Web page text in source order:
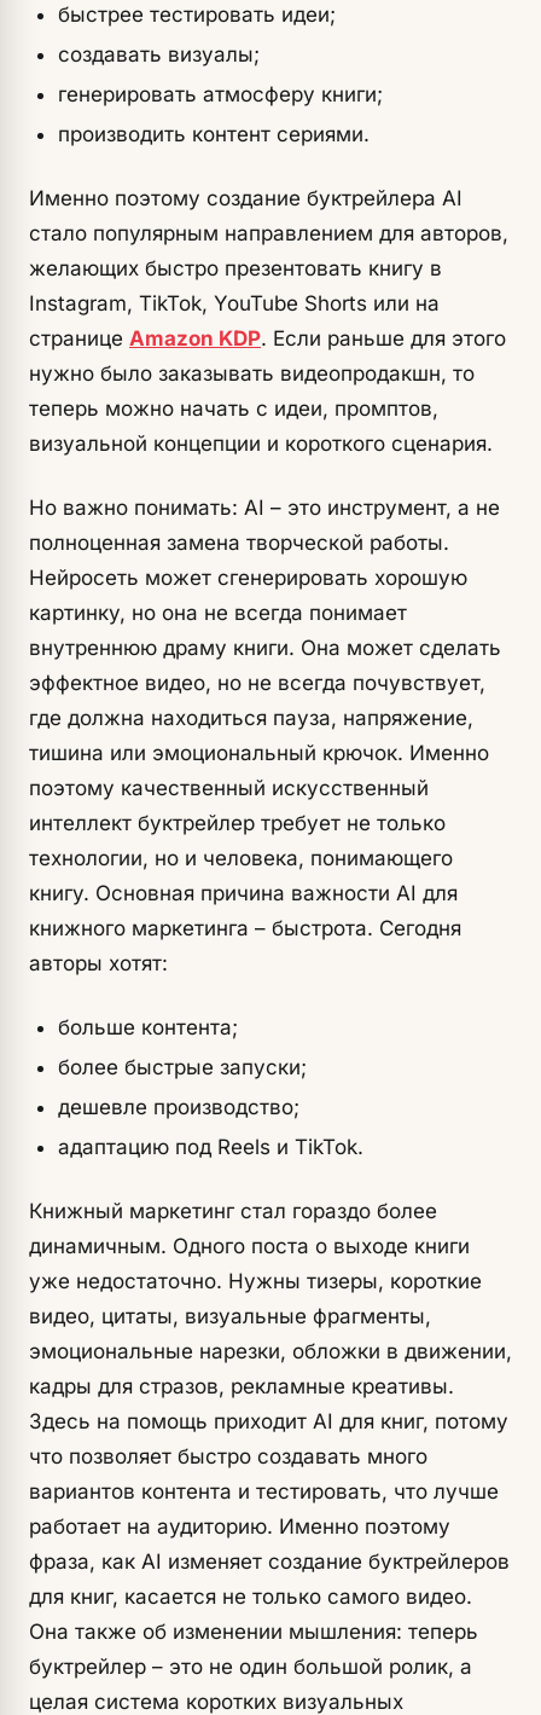
быстрее тестировать идеи;
создавать визуалы;
генерировать атмосферу книги;
производить контент сериями.
Именно поэтому создание буктрейлера AI
стало популярным направлением для авторов,
желающих быстро презентовать книгу в
Instagram, TikTok, YouTube Shorts или на
странице Amazon KDP. Если раньше для этого
нужно было заказывать видеопродакшн, то
теперь можно начать с идеи, промптов,
визуальной концепции и короткого сценария.
Но важно понимать: AI – это инструмент, а не
полноценная замена творческой работы.
Нейросеть может сгенерировать хорошую
картинку, но она не всегда понимает
внутреннюю драму книги. Она может сделать
эффектное видео, но не всегда почувствует,
где должна находиться пауза, напряжение,
тишина или эмоциональный крючок. Именно
поэтому качественный искусственный
интеллект буктрейлер требует не только
технологии, но и человека, понимающего
книгу. Основная причина важности AI для
книжного маркетинга – быстрота. Сегодня
авторы хотят:
больше контента;
более быстрые запуски;
дешевле производство;
адаптацию под Reels и TikTok.
Книжный маркетинг стал гораздо более
динамичным. Одного поста о выходе книги
уже недостаточно. Нужны тизеры, короткие
видео, цитаты, визуальные фрагменты,
эмоциональные нарезки, обложки в движении,
кадры для стразов, рекламные креативы.
Здесь на помощь приходит AI для книг, потому
что позволяет быстро создавать много
вариантов контента и тестировать, что лучше
работает на аудиторию. Именно поэтому
фраза, как AI изменяет создание буктрейлеров
для книг, касается не только самого видео.
Она также об изменении мышления: теперь
буктрейлер – это не один большой ролик, а
целая система коротких визуальных